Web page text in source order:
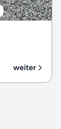
weiter